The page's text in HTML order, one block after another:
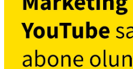
Dergiler
Etkinlikler